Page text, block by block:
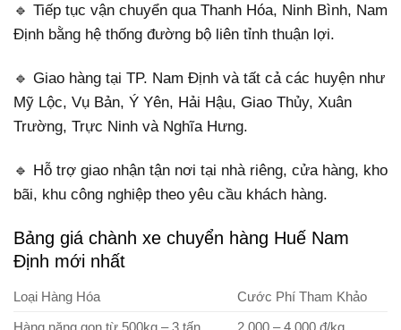
🔹 Tiếp tục vận chuyển qua Thanh Hóa, Ninh Bình, Nam
Định bằng hệ thống đường bộ liên tỉnh thuận lợi.
🔹 Giao hàng tại TP. Nam Định và tất cả các huyện như
Mỹ Lộc, Vụ Bản, Ý Yên, Hải Hậu, Giao Thủy, Xuân
Trường, Trực Ninh và Nghĩa Hưng.
🔹 Hỗ trợ giao nhận tận nơi tại nhà riêng, cửa hàng, kho
bãi, khu công nghiệp theo yêu cầu khách hàng.
Bảng giá chành xe chuyển hàng Huế Nam
Định mới nhất
Loại Hàng Hóa
Cước Phí Tham Khảo